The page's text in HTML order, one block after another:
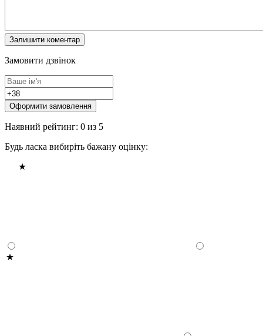
Замовити дзвінок
Оформити замовлення
Наявний рейтинг: 0 из 5
Будь ласка вибиріть бажану оцінку: